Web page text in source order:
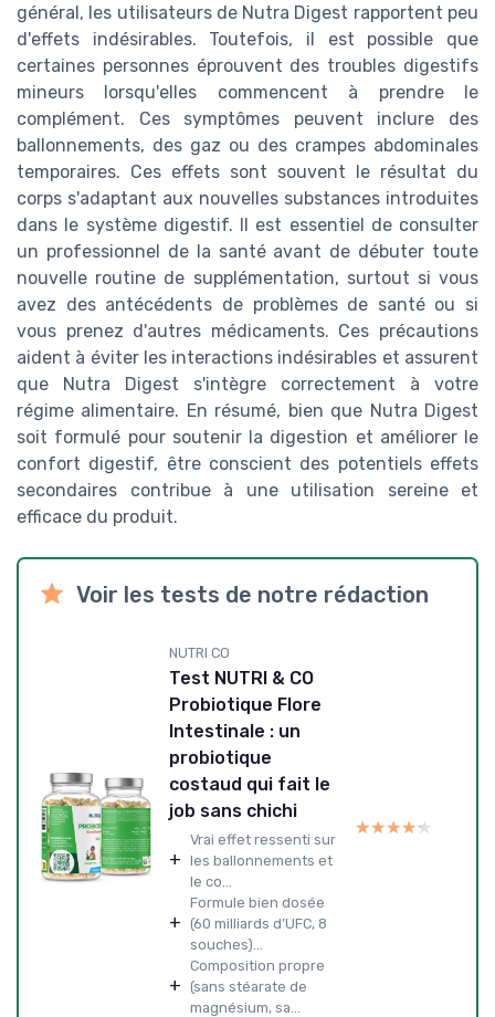
général, les utilisateurs de Nutra Digest rapportent peu
d'effets indésirables. Toutefois, il est possible que
certaines personnes éprouvent des troubles digestifs
mineurs lorsqu'elles commencent à prendre le
complément. Ces symptômes peuvent inclure des
ballonnements, des gaz ou des crampes abdominales
temporaires. Ces effets sont souvent le résultat du
corps s'adaptant aux nouvelles substances introduites
dans le système digestif. Il est essentiel de consulter
un professionnel de la santé avant de débuter toute
nouvelle routine de supplémentation, surtout si vous
avez des antécédents de problèmes de santé ou si
vous prenez d'autres médicaments. Ces précautions
aident à éviter les interactions indésirables et assurent
que Nutra Digest s'intègre correctement à votre
régime alimentaire. En résumé, bien que Nutra Digest
soit formulé pour soutenir la digestion et améliorer le
confort digestif, être conscient des potentiels effets
secondaires contribue à une utilisation sereine et
efficace du produit.
Voir les tests de notre rédaction
NUTRI CO
Test NUTRI & CO
Probiotique Flore
Intestinale : un
probiotique
costaud qui fait le
job sans chichi
+
Vrai effet ressenti sur
les ballonnements et
le co...
+
Formule bien dosée
(60 milliards d’UFC, 8
souches)...
+
Composition propre
(sans stéarate de
magnésium, sa...
★★★★★
★★★★★